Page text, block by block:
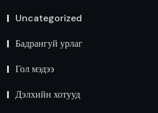
Uncategorized
Бадрангуй урлаг
Гол мэдээ
Дэлхийн хотууд